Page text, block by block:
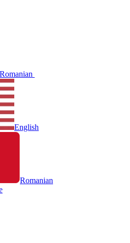
Romanian
English
Romanian